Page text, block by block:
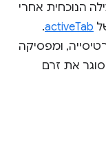
הנוכחית אחרי
activeTab
.
ומפסיקה
את זרם